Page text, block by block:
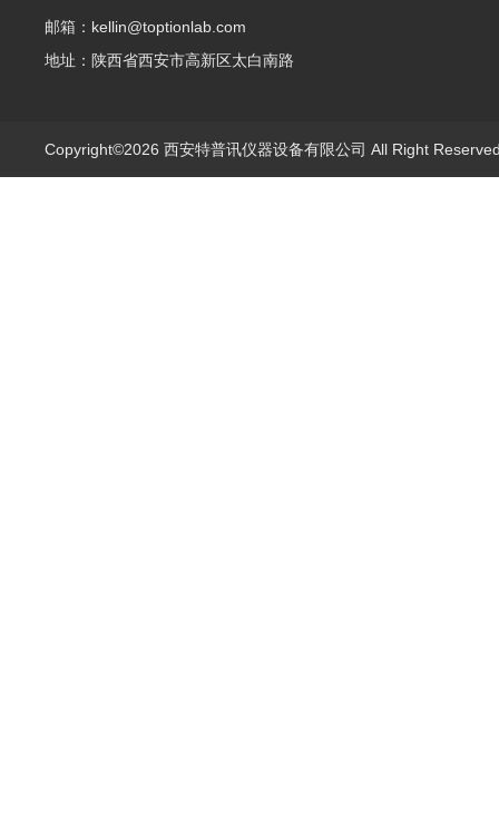
邮箱：kellin@toptionlab.com
地址：陕西省西安市高新区太白南路
Copyright©2026 西安特普讯仪器设备有限公司 All Right